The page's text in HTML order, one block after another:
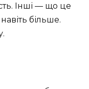
Інші — що це
більше.